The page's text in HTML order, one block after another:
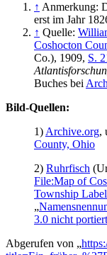
↑ Anmerkung:
erst im Jahr
↑ Quelle:
Coshocton
Co.), 1909, S.
Buches bei
Bild-Quellen:
1) Archive.org,
County, Ohio
2) Ruhrfisch
File:Map of
Township
„
3.0 nicht portiert
Abgerufen von „